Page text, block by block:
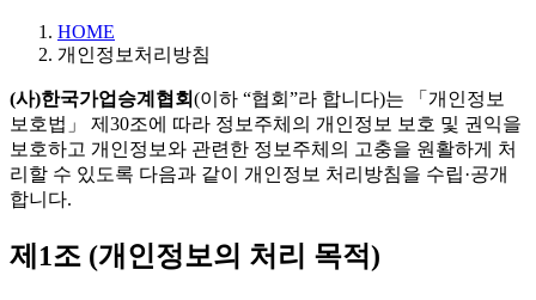
HOME
개인정보처리방침
(사)한국가업승계협회(이하 “협회”라 합니다)는 「개인정보
보호법」 제30조에 따라 정보주체의 개인정보 보호 및 권익을
보호하고 개인정보와 관련한 정보주체의 고충을 원활하게 처
리할 수 있도록 다음과 같이 개인정보 처리방침을 수립·공개
합니다.
제1조 (개인정보의 처리 목적)